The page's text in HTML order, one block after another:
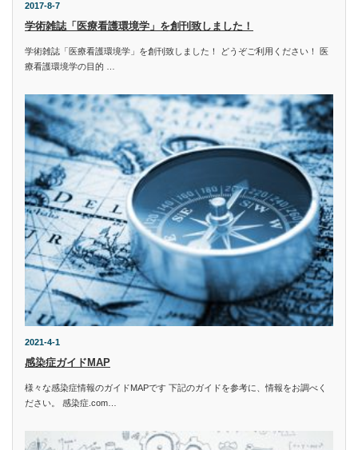
2017-8-7
学術雑誌「医療看護環境学」を創刊致しました！
学術雑誌「医療看護環境学」を創刊致しました！ どうぞご利用ください！ 医
療看護環境学の目的 …
2021-4-1
感染症ガイドMAP
様々な感染症情報のガイドMAPです 下記のガイドを参考に、情報をお調べく
ださい。 感染症.com…